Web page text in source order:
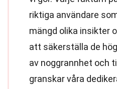
riktiga användare
mängd olika insikter
att säkerställa de
av noggrannhet och
granskar våra